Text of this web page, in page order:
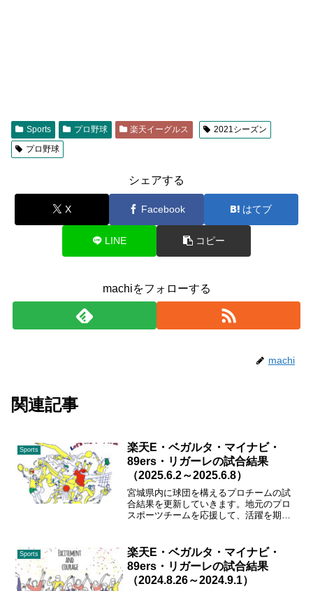
Sports プロ野球 楽天イーグルス
2021シーズン
プロ野球
シェアする
X Facebook はてブ
LINE コピー
machiをフォローする
machi
関連記事
Sports
楽天E・ベガルタ・マイナビ・
89ers・リガーレの試合結果
（2025.6.2～2025.6.8）
宮城県内に球団を構えるプロチームの試
合結果を更新していきます。地元のプロ
スポーツチームを応援して、活躍を期待
台！！
Sports
楽天E・ベガルタ・マイナビ・
89ers・リガーレの試合結果
（2024.8.26～2024.9.1）